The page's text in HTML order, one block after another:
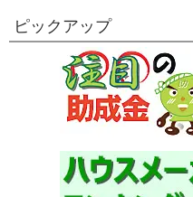
ピックアップ